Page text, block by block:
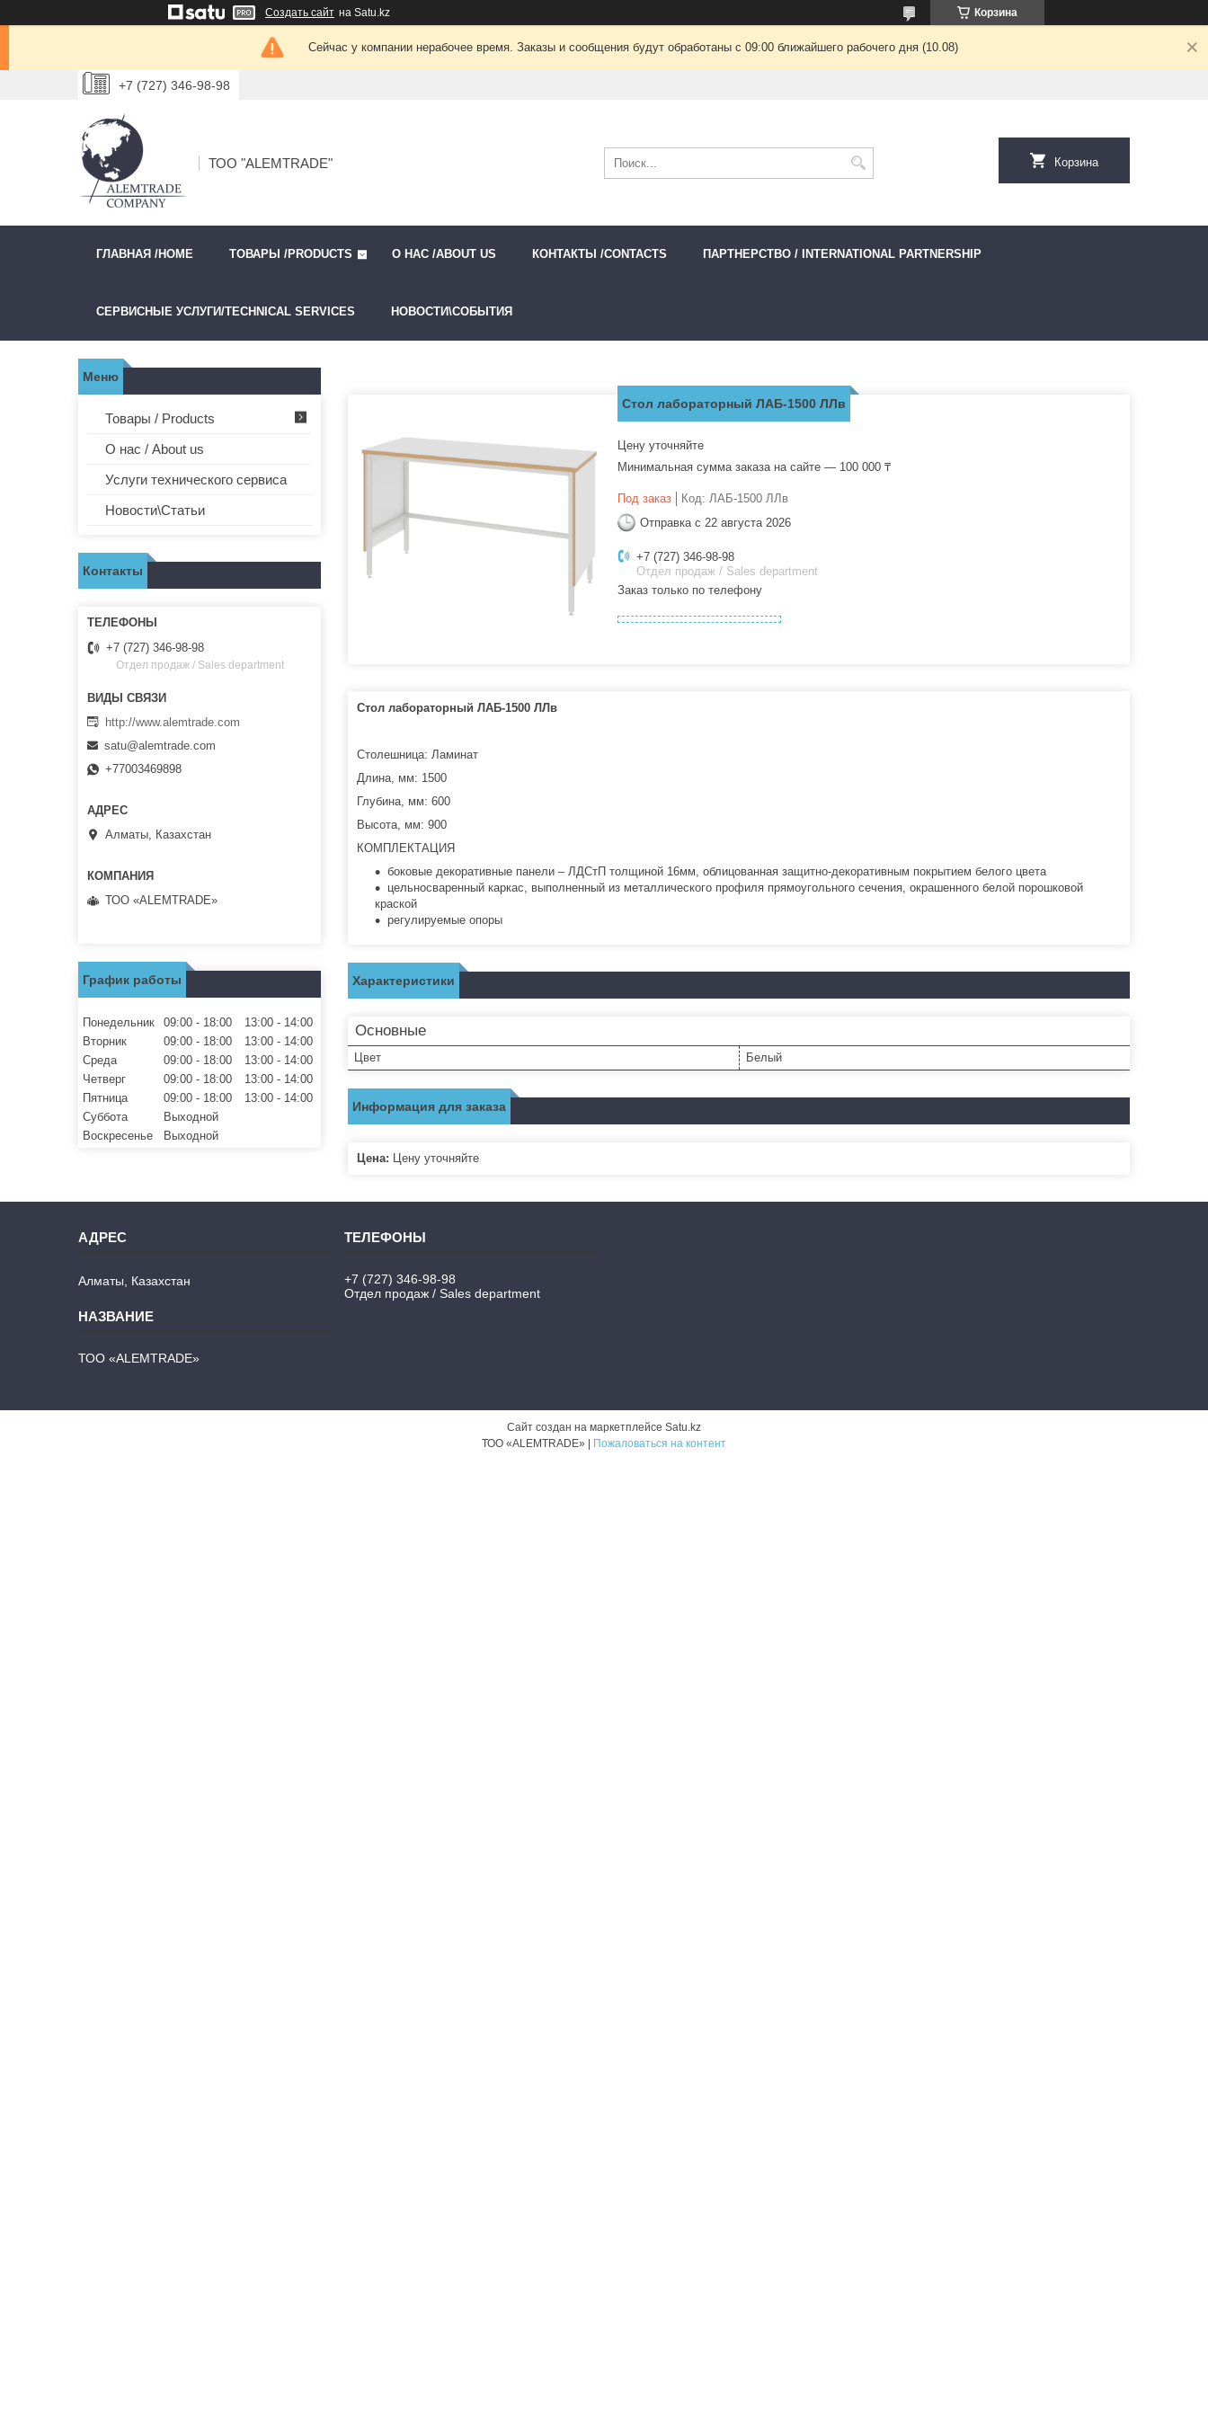
Создать сайт на Satu.kz Корзина
Сейчас у компании нерабочее время. Заказы и сообщения будут обработаны с 09:00 ближайшего рабочего дня (10.08)
+7 (727) 346-98-98
ТОО "ALEMTRADE" Корзина
ГЛАВНАЯ /HOME ТОВАРЫ /PRODUCTS О НАС /ABOUT US КОНТАКТЫ /CONTACTS ПАРТНЕРСТВО / INTERNATIONAL PARTNERSHIP
СЕРВИСНЫЕ УСЛУГИ/TECHNICAL SERVICES НОВОСТИ\СОБЫТИЯ
Стол лабораторный ЛАБ-1500 ЛЛв
Цену уточняйте
Минимальная сумма заказа на сайте — 100 000 ₸
Под заказ Код: ЛАБ-1500 ЛЛв
Отправка с 22 августа 2026
+7 (727) 346-98-98
Отдел продаж / Sales department
Заказ только по телефону
Стол лабораторный ЛАБ-1500 ЛЛв
Столешница: Ламинат
Длина, мм: 1500
Глубина, мм: 600
Высота, мм: 900
КОМПЛЕКТАЦИЯ
боковые декоративные панели – ЛДСтП толщиной 16мм, облицованная защитно-декоративным покрытием белого цвета
цельносваренный каркас, выполненный из металлического профиля прямоугольного сечения, окрашенного белой порошковой
краской
регулируемые опоры
Характеристики
Основные
Цвет Белый
Информация для заказа
Цена: Цену уточняйте
Товары / Products
О нас / About us
Услуги технического сервиса
Новости\Статьи
Контакты
+7 (727) 346-98-98
Отдел продаж / Sales department
http://www.alemtrade.com
satu@alemtrade.com
+77003469898
Алматы, Казахстан
ТОО «ALEMTRADE»
График работы
Понедельник 09:00 18:00 13:00
14:00
Вторник
09:00 18:00 13:00
14:00
Среда
09:00 18:00 13:00
14:00
Четверг
09:00 18:00 13:00
14:00
Пятница
09:00 18:00 13:00
14:00
Суббота
Выходной
Воскресенье
Выходной
Алматы, Казахстан
ТОО «ALEMTRADE»
+7 (727) 346-98-98
Отдел продаж / Sales department
Сайт создан на маркетплейсе Satu.kz
Пожаловаться на контент